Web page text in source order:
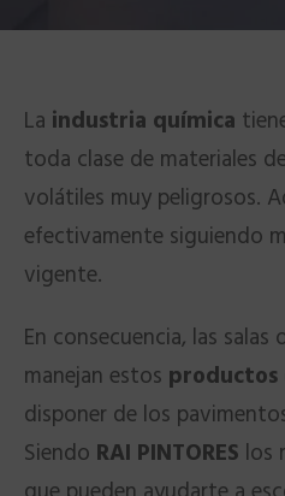
La industria química
toda clase de materiales
volátiles muy peligrosos.
efectivamente siguiendo
vigente.
En consecuencia, las salas
manejan estos productos
disponer de los
Siendo RAI PINTORES los